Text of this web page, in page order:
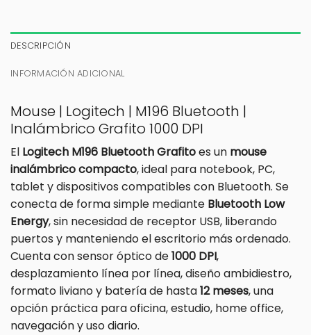
DESCRIPCIÓN
INFORMACIÓN ADICIONAL
Mouse | Logitech | M196 Bluetooth |
Inalámbrico Grafito 1000 DPI
El Logitech M196 Bluetooth Grafitoes un mouse
inalámbrico compacto, ideal para notebook, PC,
tablet y dispositivos compatibles con Bluetooth. Se
conecta de forma simple mediante Bluetooth Low
Energy, sin necesidad de receptor USB, liberando
puertos y manteniendo el escritorio más ordenado.
Cuenta con sensor óptico de1000 DPI,
desplazamiento línea por línea, diseño ambidiestro,
formato liviano y batería de hasta12 meses, una
opción práctica para oficina, estudio, home office,
navegación y uso diario.